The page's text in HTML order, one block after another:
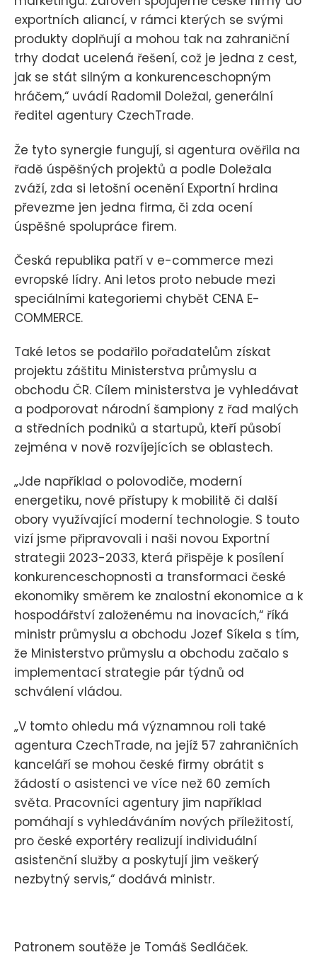
exportních aliancí, v rámci kterých se svými
produkty doplňují a mohou tak na zahraniční
trhy dodat ucelená řešení, což je jedna z cest,
jak se stát silným a konkurenceschopným
hráčem,“ uvádí Radomil Doležal, generální
ředitel agentury CzechTrade.
Že tyto synergie fungují, si agentura ověřila na
řadě úspěšných projektů a podle Doležala
zváží, zda si letošní ocenění Exportní hrdina
převezme jen jedna firma, či zda ocení
úspěšné spolupráce firem.
Česká republika patří v e-commerce mezi
evropské lídry. Ani letos proto nebude mezi
speciálními kategoriemi chybět CENA E-
COMMERCE.
Také letos se podařilo pořadatelům získat
projektu záštitu Ministerstva průmyslu a
obchodu ČR. Cílem ministerstva je vyhledávat
a podporovat národní šampiony z řad malých
a středních podniků a startupů, kteří působí
zejména v nově rozvíjejících se oblastech.
„Jde například o polovodiče, moderní
energetiku, nové přístupy k mobilitě či další
obory využívající moderní technologie. S touto
vizí jsme připravovali i naši novou Exportní
strategii 2023-2033, která přispěje k posílení
konkurenceschopnosti a transformaci české
ekonomiky směrem ke znalostní ekonomice a k
hospodářství založenému na inovacích,“ říká
ministr průmyslu a obchodu Jozef Síkela s tím,
že Ministerstvo průmyslu a obchodu začalo s
implementací strategie pár týdnů od
schválení vládou.
„V tomto ohledu má významnou roli také
agentura CzechTrade, na jejíž 57 zahraničních
kanceláří se mohou české firmy obrátit s
žádostí o asistenci ve více než 60 zemích
světa. Pracovníci agentury jim například
pomáhají s vyhledáváním nových příležitostí,
pro české exportéry realizují individuální
asistenční služby a poskytují jim veškerý
nezbytný servis,“ dodává ministr.
Patronem soutěže je Tomáš Sedláček.